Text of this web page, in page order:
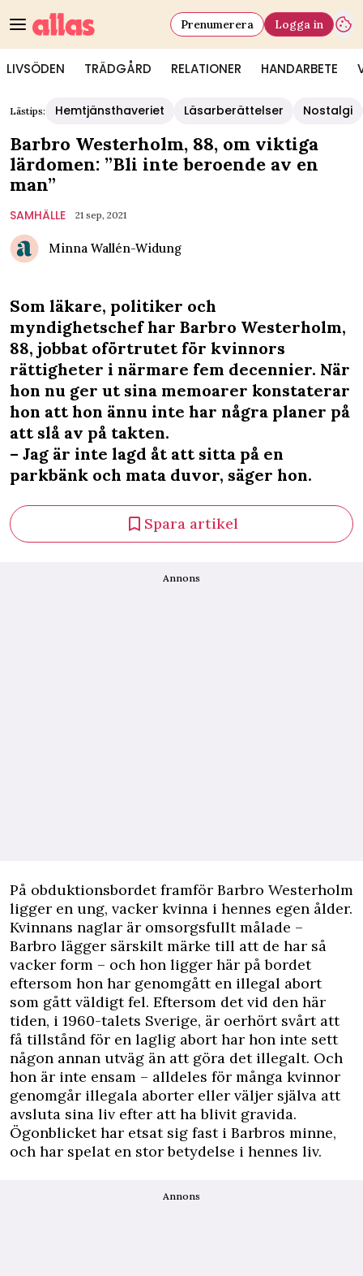
LIVSÖDEN TRÄDGÅRD RELATIONER HANDARBETE
Prenumerera Logga in
Lästips: Hemtjänsthaveriet Läsarberättelser Nostalgi
Barbro Westerholm, 88, om viktiga
lärdomen: ”Bli inte beroende av en
man”
SAMHÄLLE 21 sep, 2021
Minna Wallén-Widung
Som läkare, politiker och
myndighetschef har Barbro Westerholm,
88, jobbat oförtrutet för kvinnors
rättigheter i närmare fem decennier. När
hon nu ger ut sina memoarer konstaterar
hon att hon ännu inte har några planer på
att slå av på takten.
– Jag är inte lagd åt att sitta på en
parkbänk och mata duvor, säger hon.
Spara artikel
Annons
På obduktionsbordet framför Barbro Westerholm
ligger en ung, vacker kvinna i hennes egen ålder.
Kvinnans naglar är omsorgsfullt målade –
Barbro lägger särskilt märke till att de har så
vacker form – och hon ligger här på bordet
eftersom hon har genomgått en illegal abort
som gått väldigt fel. Eftersom det vid den här
tiden, i 1960-talets Sverige, är oerhört svårt att
få tillstånd för en laglig abort har hon inte sett
någon annan utväg än att göra det illegalt. Och
hon är inte ensam – alldeles för många kvinnor
genomgår illegala aborter eller väljer själva att
avsluta sina liv efter att ha blivit gravida.
Ögonblicket har etsat sig fast i Barbros minne,
och har spelat en stor betydelse i hennes liv.
Annons